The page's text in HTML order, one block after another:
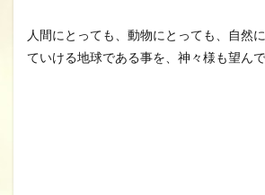
人間にとっても、動物にとっても、自然
ていける地球である事を、神々様も望ん